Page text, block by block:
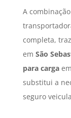
A
completa,
em São
para cargaem
substitui a
seguro